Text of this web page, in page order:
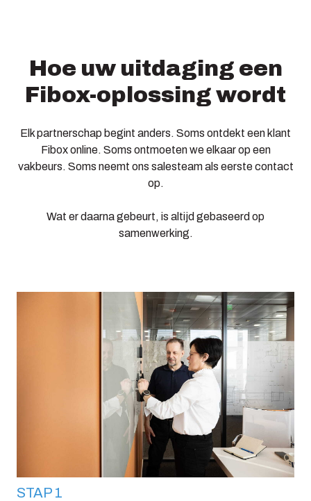
Hoe uw uitdaging een
Fibox-oplossing wordt
Elk partnerschap begint anders. Soms ontdekt een klant
Fibox online. Soms ontmoeten we elkaar op een
vakbeurs. Soms neemt ons salesteam als eerste contact
op.
Wat er daarna gebeurt, is altijd gebaseerd op
samenwerking.
STAP 1